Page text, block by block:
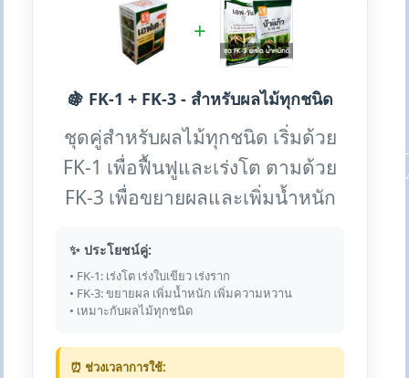
+
🍇 FK-1 + FK-3 - สำหรับผลไม้ทุกชนิด
ชุดคู่สำหรับผลไม้ทุกชนิด เริ่มด้วย
FK-1 เพื่อฟื้นฟูและเร่งโต ตามด้วย
FK-3 เพื่อขยายผลและเพิ่มน้ำหนัก
✨ ประโยชน์คู่:
• FK-1: เร่งโต เร่งใบเขียว เร่งราก
• FK-3: ขยายผล เพิ่มน้ำหนัก เพิ่มความหวาน
• เหมาะกับผลไม้ทุกชนิด
⏰ ช่วงเวลาการใช้: